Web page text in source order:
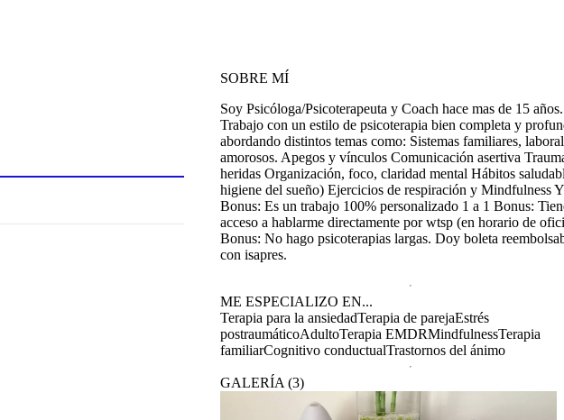
SOBRE MÍ
Soy Psicóloga/Psicoterapeuta y Coach hace mas de 15 años.
Trabajo con un estilo de psicoterapia bien completa y
abordando distintos temas como: Sistemas familiares,
amorosos. Apegos y vínculos Comunicación asertiva
heridas Organización, foco, claridad mental Hábitos
higiene del sueño) Ejercicios de respiración y Mindfulness
Bonus: Es un trabajo 100% personalizado 1 a 1 Bonus:
acceso a hablarme directamente por wtsp (en horario de
Bonus: No hago psicoterapias largas. Doy boleta
con isapres.
ME ESPECIALIZO EN...
Terapia para la ansiedadTerapia de parejaEstrés
postraumáticoAdultoTerapia EMDRMindfulnessTerapia
familiarCognitivo conductualTrastornos del ánimo
GALERÍA (3)